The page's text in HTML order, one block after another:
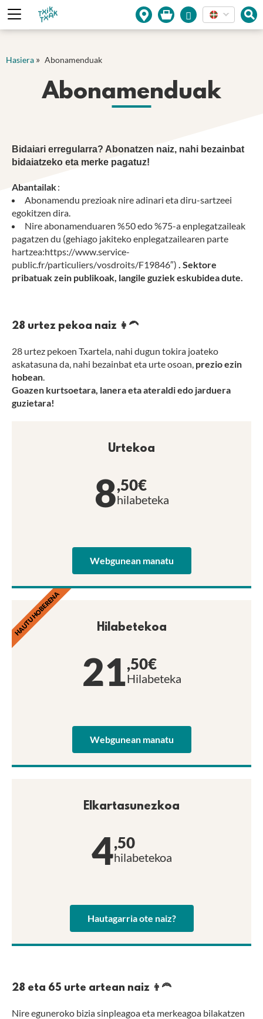
Cookies management panel
Hasiera » Abonamenduak
Abonamenduak
Bidaiari erregularra? Abonatzen naiz, nahi bezainbat
bidaiatzeko eta merke pagatuz!
Abantailak:
Abonamendu prezioak nire adinari eta diru-sartzeei
egokitzen dira.
Nire abonamenduaren %50 edo %75-a enplegatzaileak
pagatzen du (gehiago jakiteko enplegatzailearen parte
hartzea:https://www.service-
public.fr/particuliers/vosdroits/F19846″) . Sektore
pribatuak zein publikoak, langile guziek eskubidea dute.
28 urtez pekoa naiz 👩‍🦱
28 urtez pekoen Txartela, nahi dugun tokira joateko
askatasuna da, nahi bezainbat eta urte osoan, prezio ezin
hobean.
Goazen kurtsoetara, lanera eta ateraldi edo jarduera
guzietara!
Urtekoa
8,50€
hilabeteka
Webgunean manatu
HAUTU HOBERENA Hilabetekoa
21,50€
Hilabeteka
Webgunean manatu
Elkartasunezkoa
4,50
hilabetekoa
Hautagarria ote naiz?
28 eta 65 urte artean naiz 👨‍🦰
Nire eguneroko bizia sinpleagoa eta merkeagoa bilakatzen